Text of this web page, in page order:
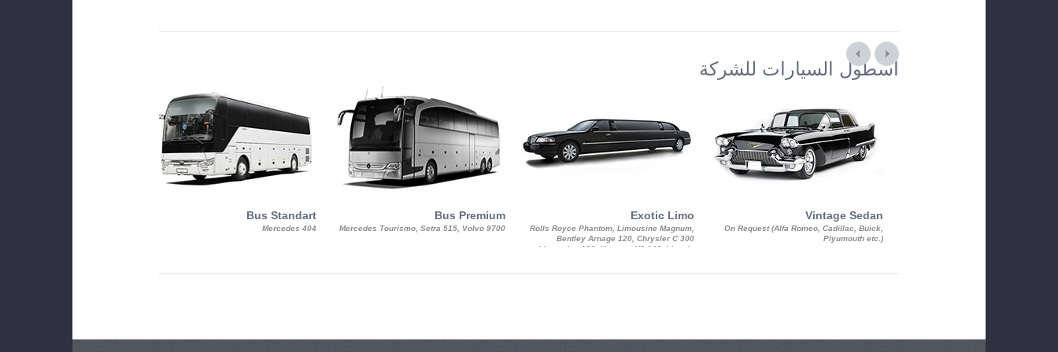
أسطول السيارات للشركة
Bus Standart
Mercedes 404
Bus Premium
Mercedes Tourismo, Setra 515, Volvo 9700
Exotic Limo
Rolls Royce Phantom, Limousine Magnum,
Bentley Arnage 120, Chrysler C 300
Limousine 130, Hummer H3 140, Lincoln
Vintage Sedan
On Request (Alfa Romeo, Cadillac, Buick,
Plyumouth etc.)